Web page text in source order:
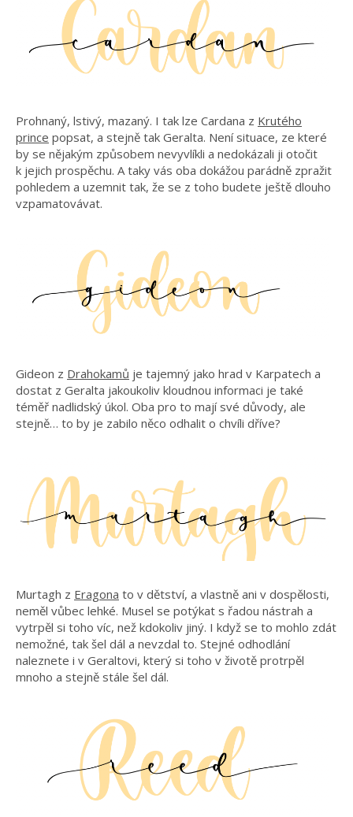
Prohnaný, lstivý, mazaný. I tak lze Cardana z Krutého
prince popsat, a stejně tak Geralta. Není situace, ze které
by se nějakým způsobem nevyvlíkli a nedokázali ji otočit
k jejich prospěchu. A taky vás oba dokážou parádně zpražit
pohledem a uzemnit tak, že se z toho budete ještě dlouho
vzpamatovávat.
Gideon z Drahokamů je tajemný jako hrad v Karpatech a
dostat z Geralta jakoukoliv kloudnou informaci je také
téměř nadlidský úkol. Oba pro to mají své důvody, ale
stejně… to by je zabilo něco odhalit o chvíli dříve?
Murtagh z Eragona to v dětství, a vlastně ani v dospělosti,
neměl vůbec lehké. Musel se potýkat s řadou nástrah a
vytrpěl si toho víc, než kdokoliv jiný. I když se to mohlo zdát
nemožné, tak šel dál a nevzdal to. Stejné odhodlání
naleznete i v Geraltovi, který si toho v životě protrpěl
mnoho a stejně stále šel dál.